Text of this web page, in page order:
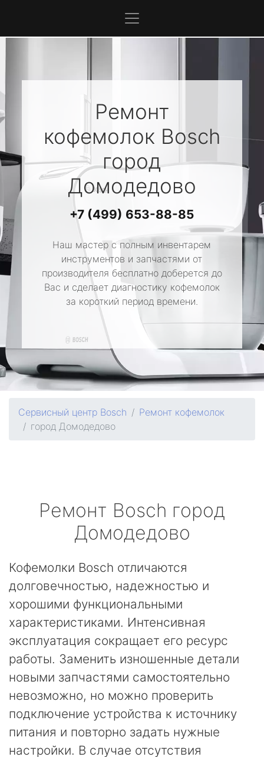
Ремонт
кофемолок Bosch
город
Домодедово
+7 (499) 653-88-85
Наш мастер с полным инвентарем
инструментов и запчастями от
производителя бесплатно доберется до
Вас и сделает диагностику кофемолок
за короткий период времени.
Сервисный центр Bosch
Ремонт кофемолок
город Домодедово
Ремонт Bosch город
Домодедово
Кофемолки Bosch отличаются
долговечностью, надежностью и
хорошими функциональными
характеристиками. Интенсивная
эксплуатация сокращает его ресурс
работы. Заменить изношенные детали
новыми запчастями самостоятельно
невозможно, но можно проверить
подключение устройства к источнику
питания и повторно задать нужные
настройки. В случае отсутствия